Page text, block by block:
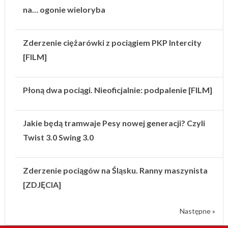
na… ogonie wieloryba
Zderzenie ciężarówki z pociągiem PKP Intercity
[FILM]
Płoną dwa pociągi. Nieoficjalnie: podpalenie [FILM]
Jakie będą tramwaje Pesy nowej generacji? Czyli
Twist 3.0 Swing 3.0
Zderzenie pociągów na Śląsku. Ranny maszynista
[ZDJĘCIA]
Następne »